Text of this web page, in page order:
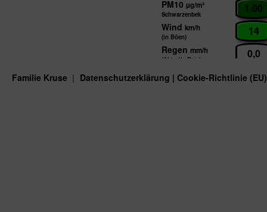
Familie Kruse Datenschutzerklärung | Cookie-Richtlinie